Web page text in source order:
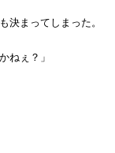
まってしまった。
ねぇ？」